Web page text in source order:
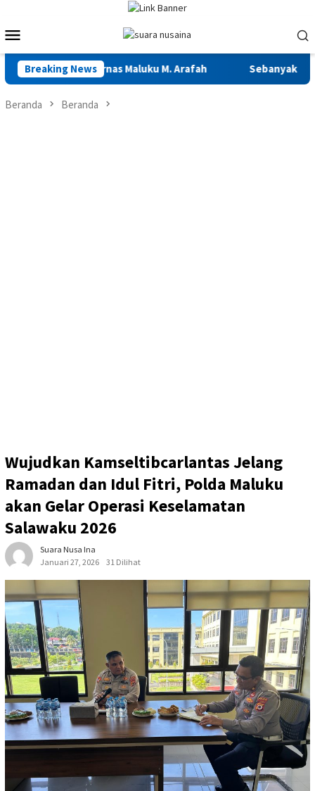
konten
Mobile
Breaking News
Basarnas Maluku M. Arafah Sebanyak 922
Beranda Beranda
Wujudkan Kamseltibcarlantas Jelang
Ramadan dan Idul Fitri, Polda Maluku
akan Gelar Operasi Keselamatan
Salawaku 2026
Suara Nusa Ina
Januari 27, 2026
31 Dilihat